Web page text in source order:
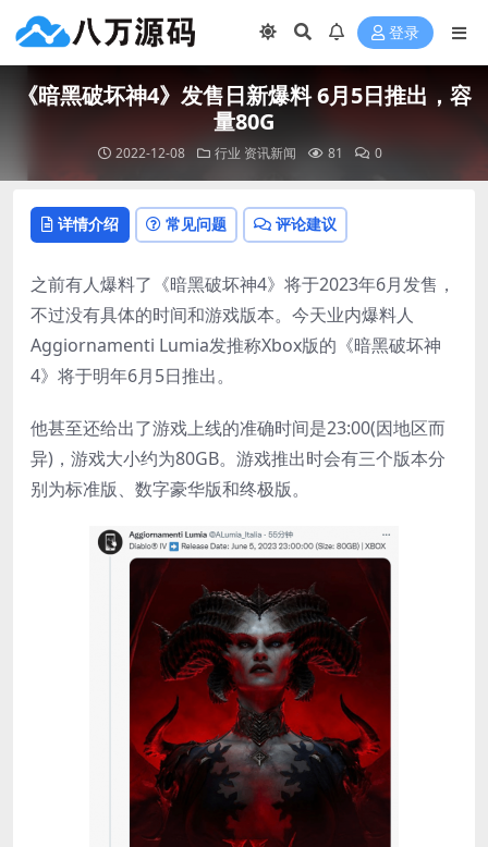
登录
《暗黑破坏神4》发售日新爆料 6月5日推出，容
量80G
2022-12-08 行业 资讯新闻 81 0
详情介绍 常见问题 评论建议
之前有人爆料了《暗黑破坏神4》将于2023年6月发售，
不过没有具体的时间和游戏版本。今天业内爆料人
Aggiornamenti Lumia发推称Xbox版的《暗黑破坏神
4》将于明年6月5日推出。
他甚至还给出了游戏上线的准确时间是23:00(因地区而
异)，游戏大小约为80GB。游戏推出时会有三个版本分
别为标准版、数字豪华版和终极版。